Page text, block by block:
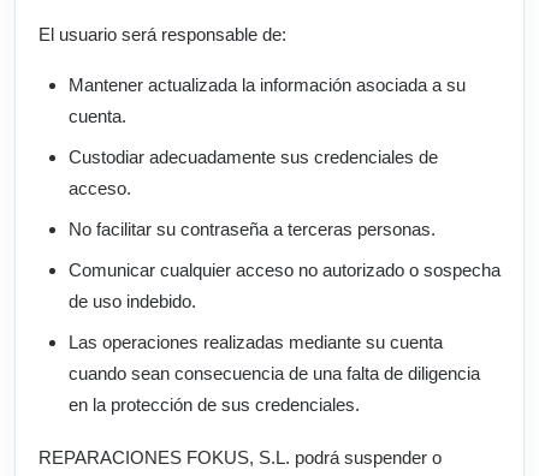
El usuario será responsable de:
Mantener actualizada la información asociada a su
cuenta.
Custodiar adecuadamente sus credenciales de
acceso.
No facilitar su contraseña a terceras personas.
Comunicar cualquier acceso no autorizado o sospecha
de uso indebido.
Las operaciones realizadas mediante su cuenta
cuando sean consecuencia de una falta de diligencia
en la protección de sus credenciales.
REPARACIONES FOKUS, S.L. podrá suspender o